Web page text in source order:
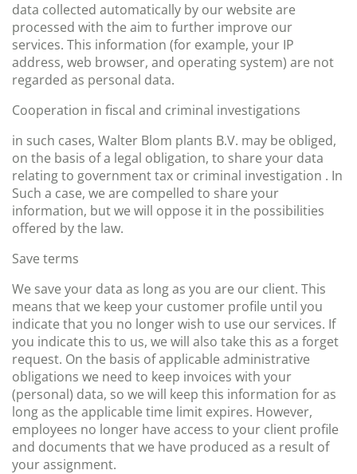
data collected automatically by our website are
processed with the aim to further improve our
services. This information (for example, your IP
address, web browser, and operating system) are not
regarded as personal data.
Cooperation in fiscal and criminal investigations
in such cases, Walter Blom plants B.V. may be obliged,
on the basis of a legal obligation, to share your data
relating to government tax or criminal investigation . In
Such a case, we are compelled to share your
information, but we will oppose it in the possibilities
offered by the law.
Save terms
We save your data as long as you are our client. This
means that we keep your customer profile until you
indicate that you no longer wish to use our services. If
you indicate this to us, we will also take this as a forget
request. On the basis of applicable administrative
obligations we need to keep invoices with your
(personal) data, so we will keep this information for as
long as the applicable time limit expires. However,
employees no longer have access to your client profile
and documents that we have produced as a result of
your assignment.